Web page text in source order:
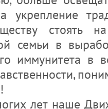
укрепление
стоять
семьи в
иммунитета в
лет наше